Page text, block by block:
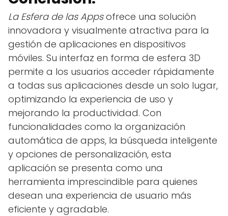
La Esfera de las Appsofrece una solución
innovadora y visualmente atractiva para la
gestión de aplicaciones en dispositivos
móviles. Su interfaz en forma de esfera 3D
permite a los usuarios acceder rápidamente
a todas sus aplicaciones desde un solo lugar,
optimizando la experiencia de uso y
mejorando la productividad. Con
funcionalidades como la organización
automática de apps, la búsqueda inteligente
y opciones de personalización, esta
aplicación se presenta como una
herramienta imprescindible para quienes
desean una experiencia de usuario más
eficiente y agradable.